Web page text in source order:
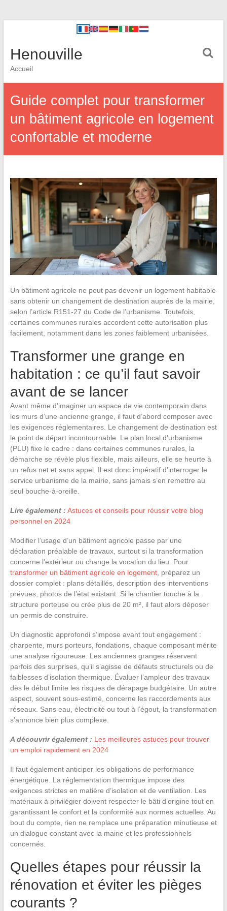
Henouville
Accueil
Guide complet pour transformer
un bâtiment agricole en logement
confortable et moderne
Un bâtiment agricole ne peut pas devenir un logement habitable
sans obtenir un changement de destination auprès de la mairie,
selon l’article R151-27 du Code de l’urbanisme. Toutefois,
certaines communes rurales accordent cette autorisation plus
facilement, notamment dans les zones faiblement urbanisées.
Transformer une grange en
habitation : ce qu’il faut savoir
avant de se lancer
Avant même d’imaginer un espace de vie contemporain dans
les murs d’une ancienne grange, il faut d’abord composer avec
les exigences réglementaires. Le changement de destination est
le point de départ incontournable. Le plan local d’urbanisme
(PLU) fixe le cadre : dans certaines communes rurales, la
démarche se révèle plus flexible, mais ailleurs, elle se heurte à
un refus net et sans appel. Il est donc impératif d’interroger le
service urbanisme de la mairie, sans jamais s’en remettre au
seul bouche-à-oreille.
Lire également : Astuces et conseils pour réussir votre blog
personnel en 2024
Modifier l’usage d’un bâtiment agricole passe par une
déclaration préalable de travaux, surtout si la transformation
concerne l’extérieur ou change la vocation du lieu. Pour
transformer un bâtiment agricole en logement, préparez un
dossier complet : plans détaillés, description des interventions
prévues, photos de l’état existant. Si le chantier touche à la
structure porteuse ou crée plus de 20 m², il faut alors déposer
un permis de construire.
Un diagnostic approfondi s’impose avant tout engagement :
charpente, murs porteurs, fondations, chaque composant mérite
une analyse rigoureuse. Les anciennes granges réservent
parfois des surprises, qu’il s’agisse de défauts structurels ou de
faiblesses d’isolation thermique. Évaluer l’ampleur des travaux
dès le début limite les risques de dérapage budgétaire. Un autre
aspect, souvent sous-estimé, concerne les raccordements aux
réseaux. Sans eau, électricité ou tout à l’égout, la transformation
s’annonce bien plus complexe.
A découvrir également : Les meilleures astuces pour trouver
un emploi rapidement en 2024
Il faut également anticiper les obligations de performance
énergétique. La réglementation thermique impose des
exigences strictes en matière d’isolation et de ventilation. Les
matériaux à privilégier doivent respecter le bâti d’origine tout en
garantissant le confort et la conformité aux normes actuelles. Au
bout du compte, rien ne remplace une préparation minutieuse et
un dialogue constant avec la mairie et les professionnels
concernés.
Quelles étapes pour réussir la
rénovation et éviter les pièges
courants ?